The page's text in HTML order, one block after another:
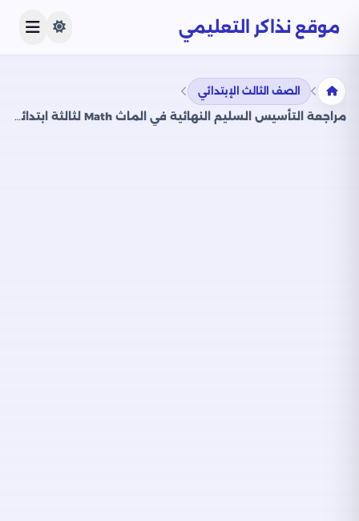
موقع نذاكر التعليمي
الصف الثالث الإبتدائي
مراجعة التأسيس السليم النهائية في الماث Math لثالثة ابتدائي الترم الثاني PDF بالاجابات